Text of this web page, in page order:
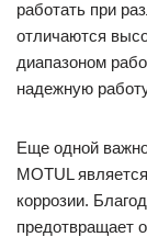
работать при
отличаются
диапазоном
надежную
Еще одной
MOTUL
коррозии.
предотвращает